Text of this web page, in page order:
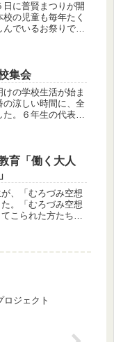
日に普賢まつりが開
の児童も毎年たく
んでいるお祭りで
の１つです。ペッ
集会
の学校生活が始ま
の涼しい時間に、全
た。６年生の代表が
の表彰を行いまし
育「働く大人
、「むろづみ空想
。「むろづみ空想
こられた方たちと
の遊歩道整備など
ロジェクト